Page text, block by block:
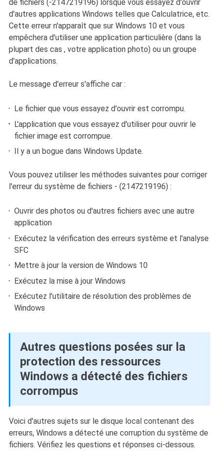
de fichiers (-2147219196) lorsque vous essayez d'ouvrir
d'autres applications Windows telles que Calculatrice, etc.
Cette erreur n'apparaît que sur Windows 10 et vous
empêchera d'utiliser une application particulière (dans la
plupart des cas , votre application photo) ou un groupe
d'applications.
Le message d'erreur s'affiche car :
Le fichier que vous essayez d'ouvrir est corrompu.
L'application que vous essayez d'utiliser pour ouvrir le
fichier image est corrompue.
Il y a un bogue dans Windows Update.
Vous pouvez utiliser les méthodes suivantes pour corriger
l'erreur du système de fichiers - (2147219196) :
Ouvrir des photos ou d'autres fichiers avec une autre
application
Exécutez la vérification des erreurs système et l'analyse
SFC
Mettre à jour la version de Windows 10
Exécutez la mise à jour Windows
Exécutez l'utilitaire de résolution des problèmes de
Windows
Autres questions posées sur la
protection des ressources
Windows a détecté des fichiers
corrompus
Voici d'autres sujets sur le disque local contenant des
erreurs, Windows a détecté une corruption du système de
fichiers. Vérifiez les questions et réponses ci-dessous.